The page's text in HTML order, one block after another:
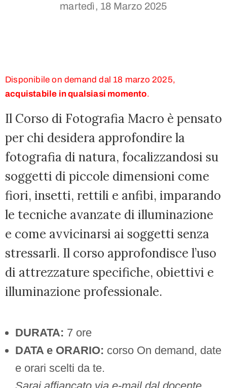
martedì, 18 Marzo 2025
Disponibile on demand dal 18 marzo 2025,
acquistabile in qualsiasi momento.
Il Corso di Fotografia Macro è pensato
per chi desidera approfondire la
fotografia di natura, focalizzandosi su
soggetti di piccole dimensioni come
fiori, insetti, rettili e anfibi, imparando
le tecniche avanzate di illuminazione
e come avvicinarsi ai soggetti senza
stressarli. Il corso approfondisce l’uso
di attrezzature specifiche, obiettivi e
illuminazione professionale.
DURATA: 7 ore
DATA e ORARIO: corso On demand, date
e orari scelti da te.